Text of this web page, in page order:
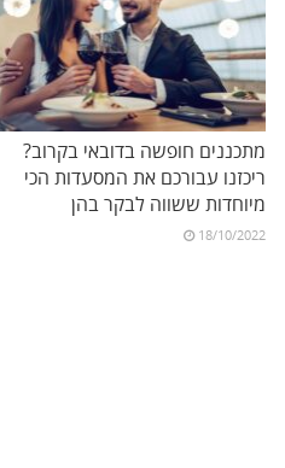
מתכננים חופשה בדובאי בקרוב?
ריכזנו עבורכם את המסעדות הכי
מיוחדות ששווה לבקר בהן
18/10/2022